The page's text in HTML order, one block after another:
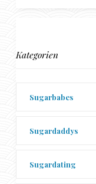
Kategorien
Sugarbabes
Sugardaddys
Sugardating